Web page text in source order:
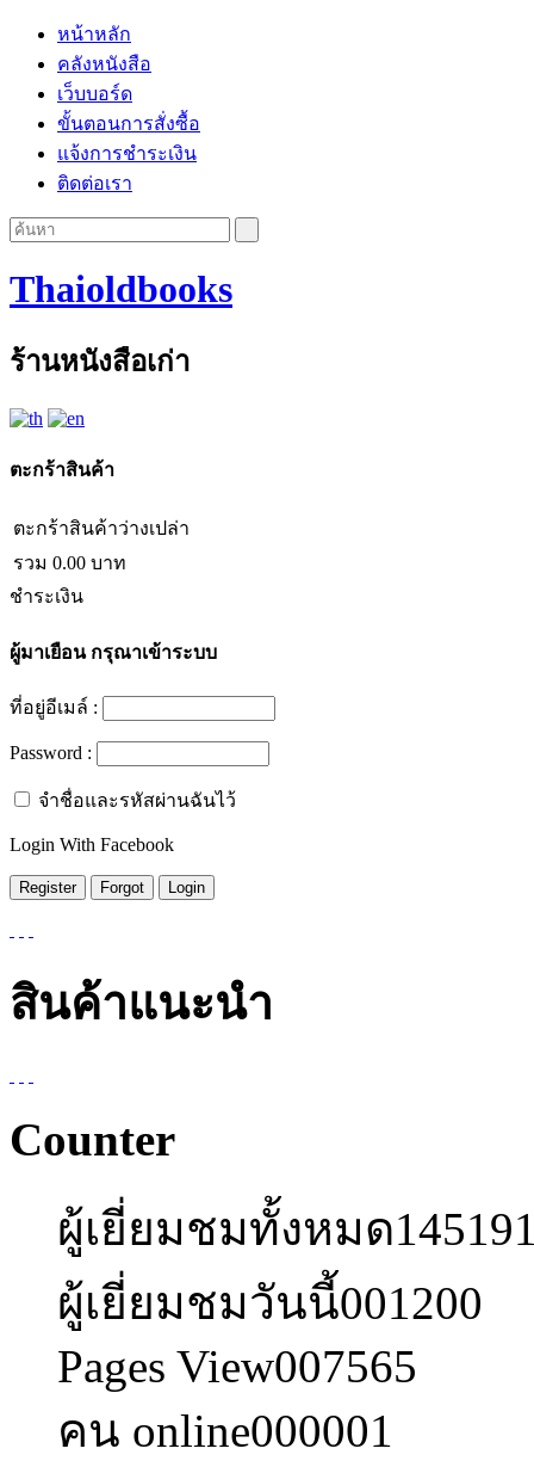
หน้าหลัก
คลังหนังสือ
เว็บบอร์ด
ขั้นตอนการสั่งซื้อ
แจ้งการชำระเงิน
ติดต่อเรา
Thaioldbooks
ร้านหนังสือเก่า
ตะกร้าสินค้า
ตะกร้าสินค้าว่างเปล่า
รวม 0.00 บาท
ชำระเงิน
ผู้มาเยือนกรุณาเข้าระบบ
ที่อยู่อีเมล์ :
Password :
จำชื่อและรหัสผ่านฉันไว้
Login With Facebook
สินค้าแนะนำ
Counter
ผู้เยี่ยมชมทั้งหมด
ผู้เยี่ยมชมวันนี้001200
Pages View007565
คน online000001